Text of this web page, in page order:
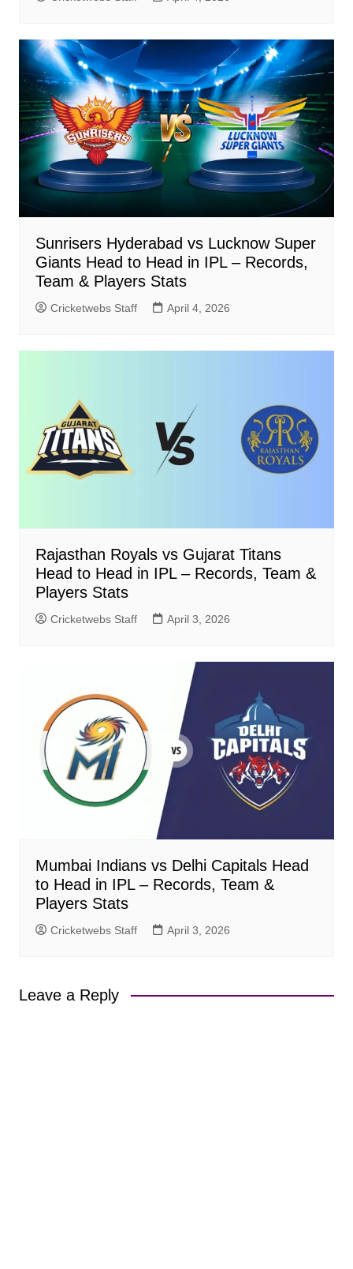
Sunrisers Hyderabad vs Lucknow Super
Giants Head to Head in IPL – Records,
Team & Players Stats
Cricketwebs Staff April 4, 2026
Rajasthan Royals vs Gujarat Titans
Head to Head in IPL – Records, Team &
Players Stats
Cricketwebs Staff April 3, 2026
Mumbai Indians vs Delhi Capitals Head
to Head in IPL – Records, Team &
Players Stats
Cricketwebs Staff April 3, 2026
Leave a Reply